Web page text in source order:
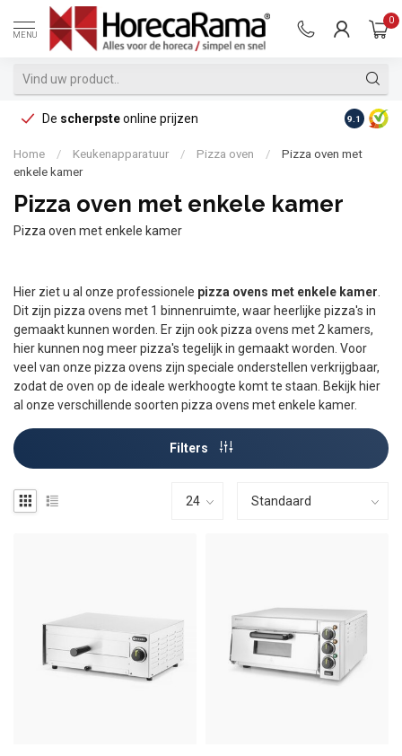
MENU
0
De scherpsteonline prijzen Op
9.1
Home / Keukenapparatuur / Pizza oven /
Pizza oven met
enkele kamer
Pizza oven met enkele kamer
Pizza oven met enkele kamer
Hier ziet u al onze professionele pizza ovens met enkele kamer
Dit zijn pizza ovens met 1 binnenruimte, waar heerlijke pizza's in
gemaakt kunnen worden. Er zijn ook pizza ovens met 2 kamers,
hier kunnen nog meer pizza's tegelijk in gemaakt worden. Voor
veel van onze pizza ovens zijn speciale onderstellen verkrijgbaar,
zodat de oven op de ideale werkhoogte komt te staan. Bekijk hier
al onze verschillende soorten pizza ovens met enkele kamer.
Filters